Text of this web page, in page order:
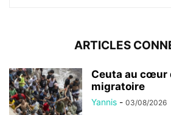
ARTICLES
Ceuta au cœur
migratoire
Yannis - 03/08/2026